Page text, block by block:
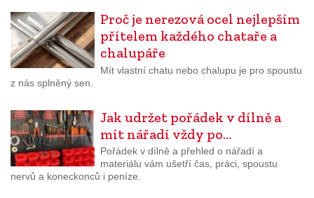
Proč je nerezová ocel nejlepším
přítelem každého chataře a
chalupáře
Mít vlastní chatu nebo chalupu je pro spoustu
z nás splněný sen.
Jak udržet pořádek v dílně a
mít nářadí vždy po…
Pořádek v dílně a přehled o nářadí a
materiálu vám ušetří čas, práci, spoustu
nervů a koneckonců i peníze.